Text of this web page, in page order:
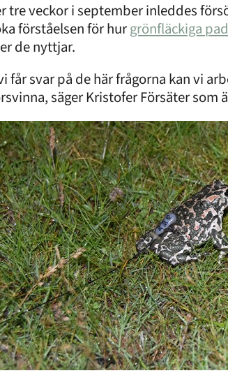
tre veckor i september inleddes
förståelsen för hurgrönfläckiga
de nyttjar.
får svar på de här frågorna kan vi
säger Kristofer Försäter som